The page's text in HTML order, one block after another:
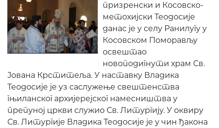
призренски и Косовско-
метохијски Теодосије
данас је у селу Ранилугу у
Косовском Поморављу
освештао
новоподигнути храм Св.
Јована Крститеља. У наставку Владика
Теодосије је уз саслужење свештенства
гњиланског архијерејског намесништва у
препуној цркви служио Св. Литургију. У оквиру
Св. Литургије Владика Теодосије је у чин ђакона